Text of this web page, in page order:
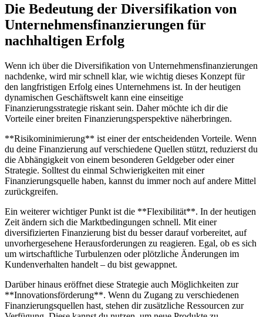
Die⁤ Bedeutung ‍der Diversifikation von
Unternehmensfinanzierungen für⁢
nachhaltigen Erfolg
Wenn ich über die Diversifikation von Unternehmensfinanzierungen
nachdenke, wird‌ mir schnell klar, wie wichtig dieses Konzept für
den langfristigen Erfolg​ eines Unternehmens​ ist. In der heutigen
⁣dynamischen Geschäftswelt kann ‌eine einseitige
Finanzierungsstrategie riskant ‍sein.⁢ Daher möchte ich dir‍ die
Vorteile‌ einer breiten⁤ Finanzierungsperspektive näherbringen.
**Risikominimierung** ist einer​ der ​entscheidenden Vorteile. Wenn
du deine ⁢Finanzierung⁤ auf verschiedene Quellen stützt,⁢ reduzierst du
die Abhängigkeit‍ von einem besonderen Geldgeber ⁣oder⁢ einer
Strategie. Solltest du ⁤einmal Schwierigkeiten mit einer
⁣Finanzierungsquelle haben,⁢ kannst du ⁣immer noch​ auf andere Mittel‍
zurückgreifen.
Ein​ weiterer wichtiger Punkt ist‌ die **Flexibilität**. In ‌der heutigen
Zeit ändern⁤ sich ⁤die‌ Marktbedingungen ‌schnell. Mit einer
diversifizierten Finanzierung bist⁢ du besser darauf vorbereitet,‍ auf
unvorhergesehene Herausforderungen zu reagieren. Egal, ob es sich
um wirtschaftliche ‌Turbulenzen oder plötzliche Änderungen im
Kundenverhalten handelt – du‌ bist gewappnet.
Darüber hinaus ​eröffnet diese ‌Strategie​ auch Möglichkeiten zur
**Innovationsförderung**. ‍Wenn du ⁢Zugang ⁤zu verschiedenen
Finanzierungsquellen hast, stehen dir zusätzliche ⁢Ressourcen zur ​